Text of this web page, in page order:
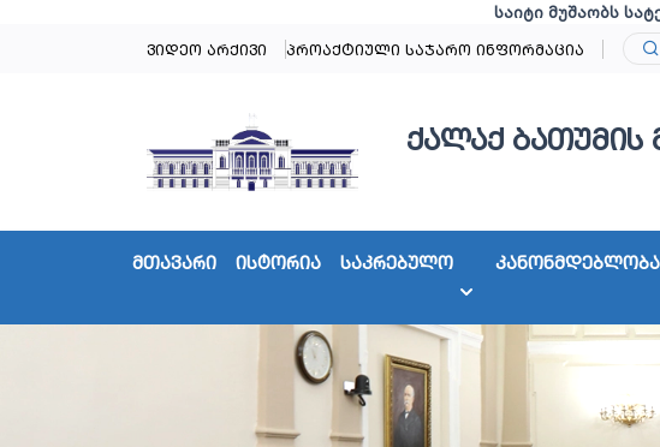
საიტი მუშაობს
ვიდეო არქივი
პროაქტიული საჯარო ინფორმაცია
ქალაქ ბათუმის
მთავარი ისტორია საკრებულო კანონმდებლობა